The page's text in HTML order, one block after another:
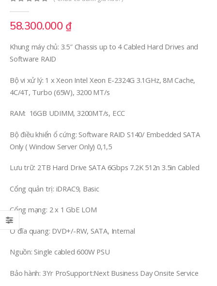
58.300.000₫
Khung máy chủ: 3.5″ Chassis up to 4 Cabled Hard Drives and
Software RAID
Bộ vi xử lý: 1 x Xeon Intel Xeon E-2324G 3.1GHz, 8M Cache,
4C/4T, Turbo (65W), 3200 MT/s
RAM: 16GB UDIMM, 3200MT/s, ECC
Bộ điều khiển ổ cứng: Software RAID S140/ Embedded SATA
Only ( Window Server Only) 0,1,5
Lưu trữ: 2TB Hard Drive SATA 6Gbps 7.2K 512n 3.5in Cabled
Cổng quản trị: iDRAC9, Basic
Cổng mạng: 2 x 1 GbE LOM
Ổ đĩa quang: DVD+/-RW, SATA, Internal
Nguồn: Single cabled 600W PSU
Bảo hành: 3Yr ProSupport:Next Business Day Onsite Service